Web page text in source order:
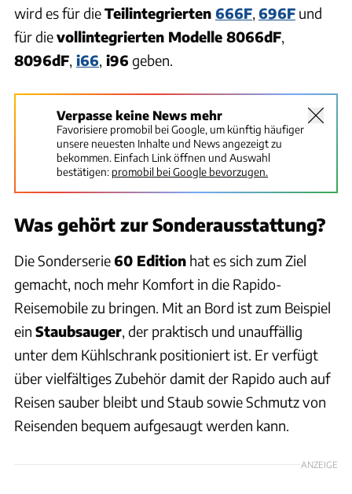
wird es für dieTeilintegrierten 666F, 696F und
für dievollintegrierten Modelle 8066dF,
8096dF, i66, i96 geben.
Verpasse keine News mehr
Favorisiere promobil bei Google, um künftig häufiger
unsere neuesten Inhalte und News angezeigt zu
bekommen. Einfach Link öffnen und Auswahl
bestätigen: promobil bei Google bevorzugen.
Was gehört zur Sonderausstattung?
Die Sonderserie60 Edition hat es sich zum Ziel
gemacht, noch mehr Komfort in die Rapido-
Reisemobile zu bringen. Mit an Bord ist zum Beispiel
ein Staubsauger, der praktisch und unauffällig
unter dem Kühlschrank positioniert ist. Er verfügt
über vielfältiges Zubehör damit der Rapido auch auf
Reisen sauber bleibt und Staub sowie Schmutz von
Reisenden bequem aufgesaugt werden kann.
ANZEIGE